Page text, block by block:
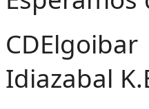
CDElgoibar
Idiazabal